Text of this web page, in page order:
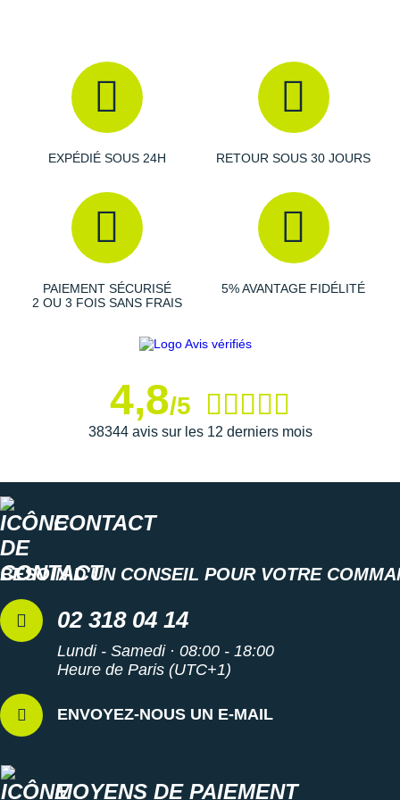
EXPÉDIÉ SOUS 24H RETOUR SOUS 30 JOURS
PAIEMENT SÉCURISÉ
2 OU 3 FOIS SANS FRAIS
5% AVANTAGE FIDÉLITÉ
4,8/5
38344 avis sur les 12 derniers mois
CONTACT
BESOIN D'UN CONSEIL POUR VOTRE
02 318 04 14
Lundi - Samedi · 08:00 - 18:00
Heure de Paris (UTC+1)
ENVOYEZ-NOUS UN E-MAIL
MOYENS DE PAIEMENT
+ Voir tous les accessoires
NNormal
On-Running
OVERSTIMS
Patagonia
Petzl
Saucony
Saxx
Scott
Shokz
Sidas
Smoon